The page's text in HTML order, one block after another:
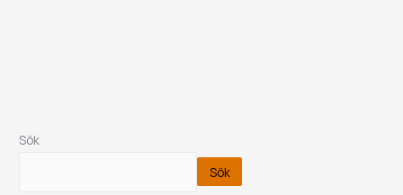
Sök
Sök